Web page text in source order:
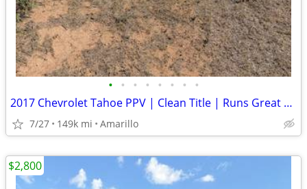
• • • • • • • •
2017 Chevrolet Tahoe PPV | Clean Title | Runs Great | Cold A/C
7/27 149k mi Amarillo
$2,800